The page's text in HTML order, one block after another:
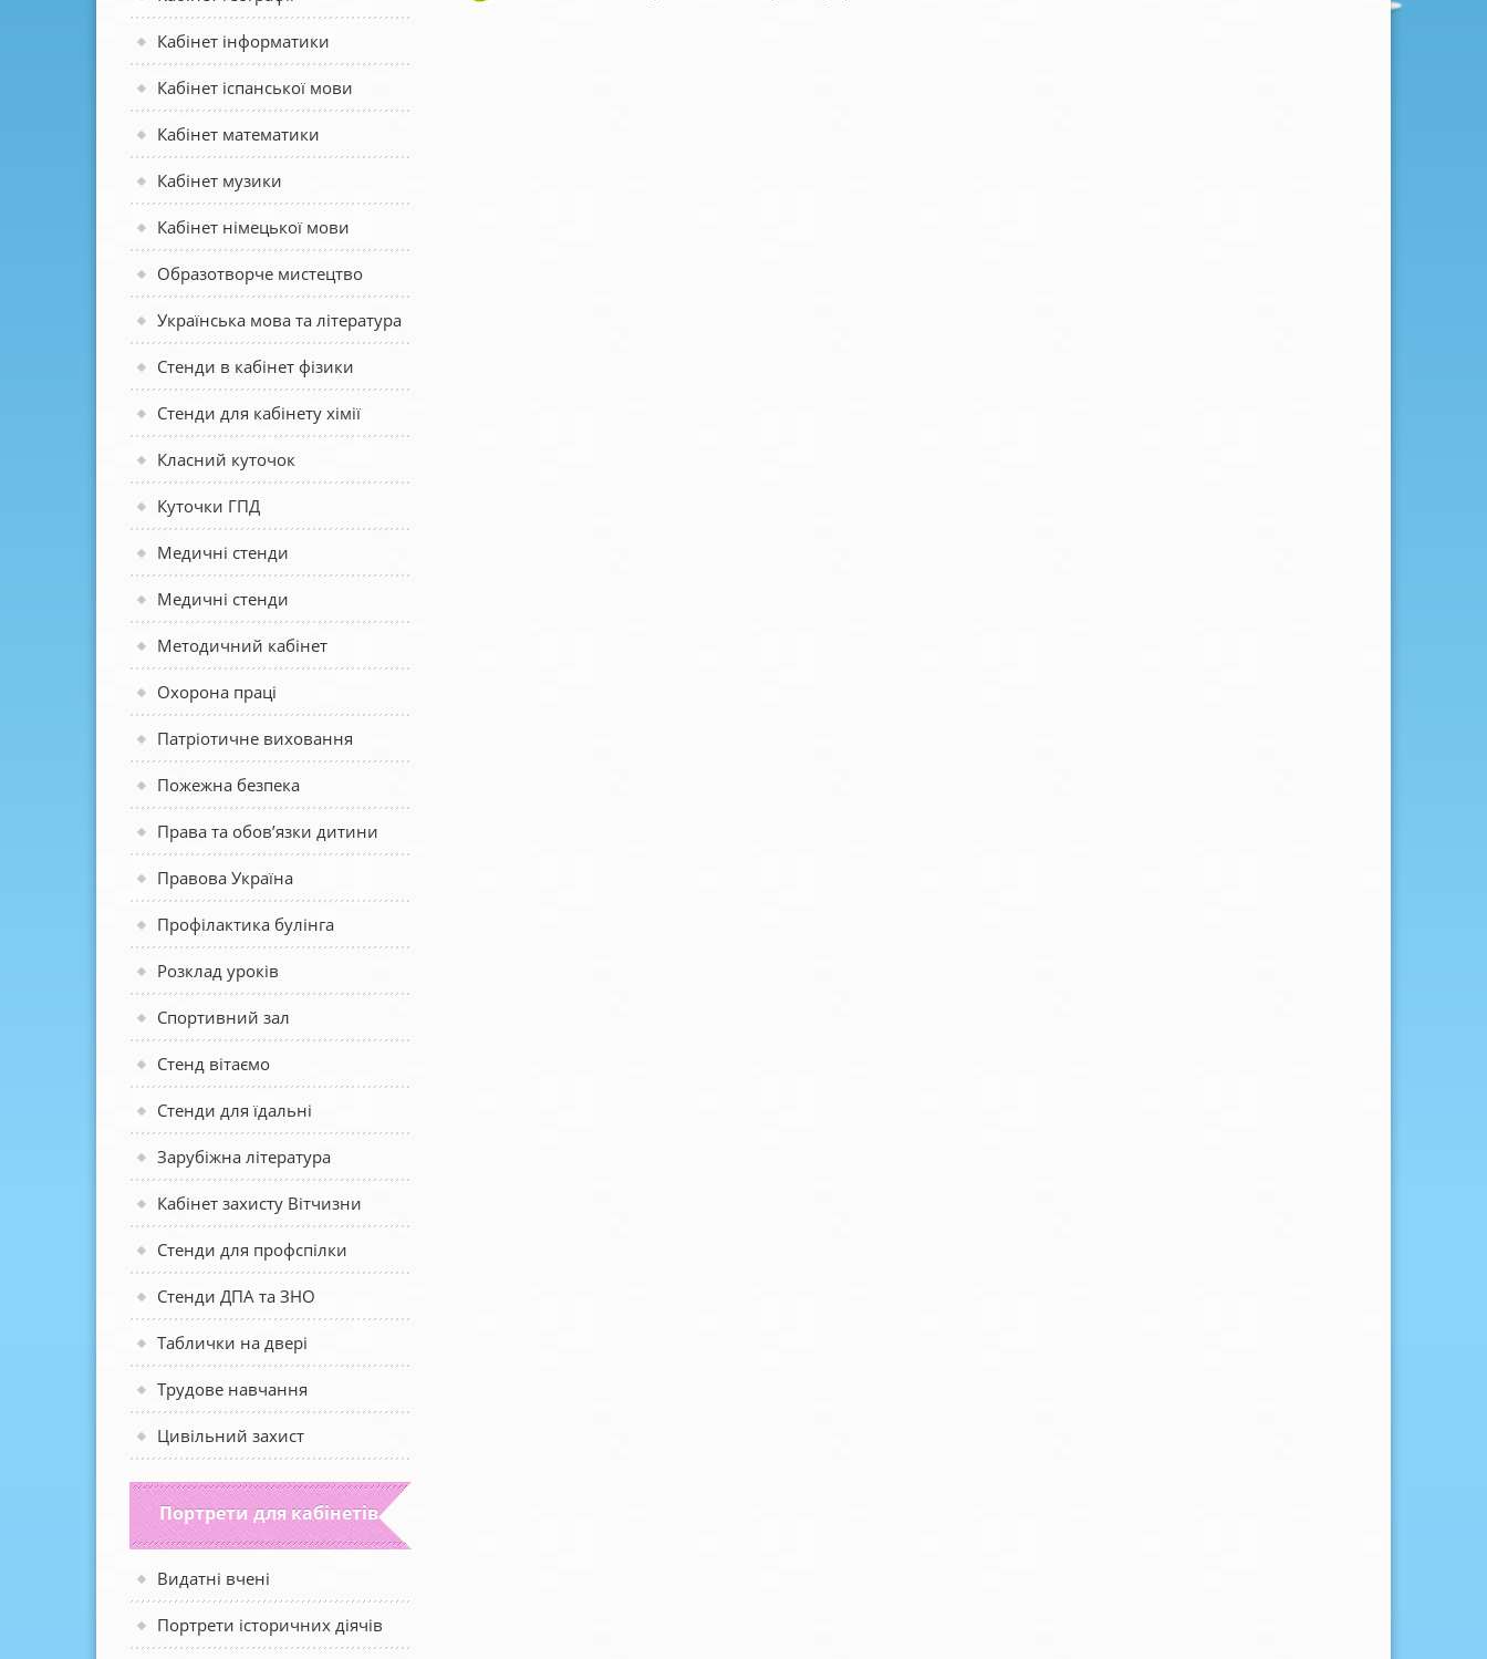
Кабінет інформатики
Кабінет іспанської мови
Кабінет математики
Кабінет музики
Кабінет німецької мови
Образотворче мистецтво
Українська мова та література
Стенди в кабінет фізики
Стенди для кабінету хімії
Класний куточок
Куточки ГПД
Медичні стенди
Медичні стенди
Методичний кабінет
Охорона праці
Патріотичне виховання
Пожежна безпека
Права та обов’язки дитини
Правова Україна
Профілактика булінга
Розклад уроків
Спортивний зал
Стенд вітаємо
Стенди для їдальні
Зарубіжна література
Кабінет захисту Вітчизни
Стенди для профспілки
Стенди ДПА та ЗНО
Таблички на двері
Трудове навчання
Цивільний захист
Портрети для кабінетів
Видатні вчені
Портрети історичних діячів